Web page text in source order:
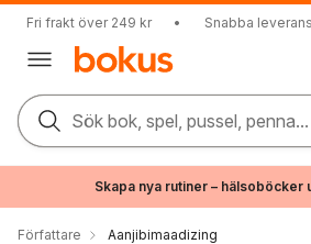
Fri frakt över 249 kr • Snabba
Sök bok, spel, pussel, penna...
Skapa nya rutiner – hälsoböcker
Författare Aanjibimaadizing